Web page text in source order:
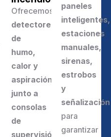
Ofrecemos
detectores
de
humo,
calor y
aspiración,
junto a
consolas
de
supervisión
paneles
inteligentes,
estaciones
manuales,
sirenas,
estrobos
y
señalización
para
garantizar